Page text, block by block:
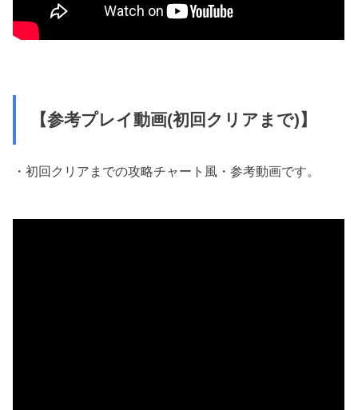
【参考プレイ動画(初回クリアまで)】
・初回クリアまでの攻略チャート風・参考動画です。